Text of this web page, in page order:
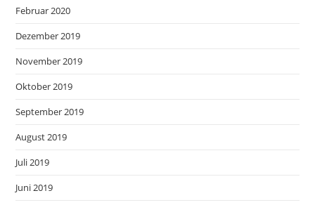
Februar 2020
Dezember 2019
November 2019
Oktober 2019
September 2019
August 2019
Juli 2019
Juni 2019